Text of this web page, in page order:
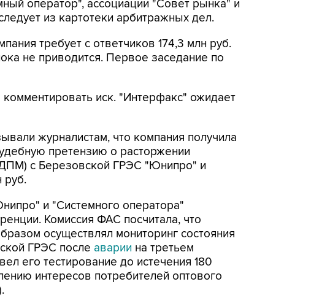
оператор", ассоциации "Совет рынка" и
из картотеки арбитражных дел.
требует с ответчиков 174,3 млн руб.
не приводится. Первое заседание по
иск. "Интерфакс" ожидает
журналистам, что компания получила
претензию о расторжении
с Березовской ГРЭС "Юнипро" и
руб.
и "Системного оператора"
Комиссия ФАС посчитала, что
осуществлял мониторинг состояния
ГРЭС после аварии на третьем
его тестирование до истечения 180
интересов потребителей оптового